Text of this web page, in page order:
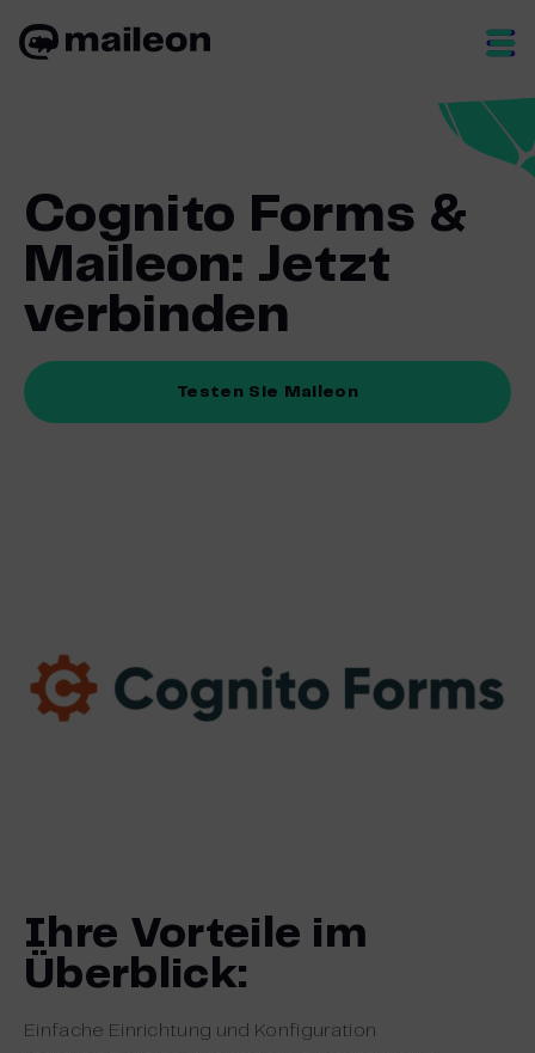
Cognito Forms &
Maileon: Jetzt
verbinden
Testen Sie Maileon
Ihre Vorteile im
Überblick:
Einfache Einrichtung und Konfiguration